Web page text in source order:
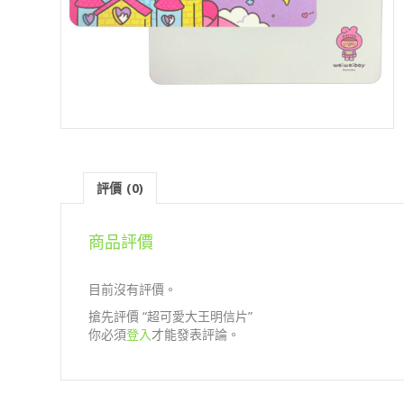
評價 (0)
商品評價
目前沒有評價。
搶先評價 “超可愛大王明信片”
你必須登入 才能發表評論。